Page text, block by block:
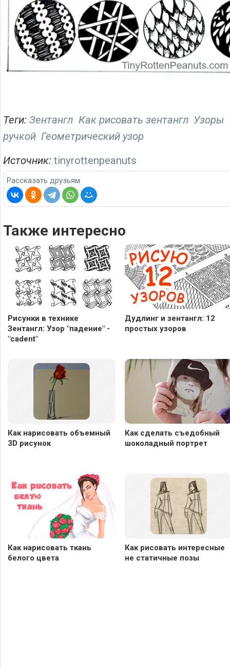
Теги:Зентангл Как рисовать зентангл Узоры
ручкой Геометрический узор
Источник: tinyrottenpeanuts
Рассказать друзьям
Также интересно
Рисунки в технике
Зентангл: Узор "падение" -
"сadent"
Дудлинг и зентангл: 12
простых узоров
Как нарисовать объемный
3D рисунок
Как сделать съедобный
шоколадный портрет
Как нарисовать ткань
белого цвета
Как рисовать интересные
не статичные позы